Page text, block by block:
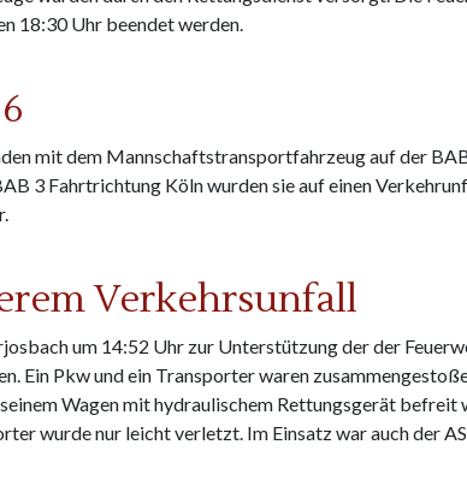
18:30 Uhr beendet werden.
mit dem Mannschaftstransportfahrzeug auf der
3 Fahrtrichtung Köln wurden sie auf einen
Verkehrsunfall
um 14:52 Uhr zur Unterstützung der der
Ein Pkw und ein Transporter waren
Wagen mit hydraulischem Rettungsgerät
wurde nur leicht verletzt. Im Einsatz war auch der